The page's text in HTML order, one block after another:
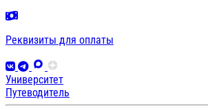
Реквизиты для оплаты
Университет
Путеводитель